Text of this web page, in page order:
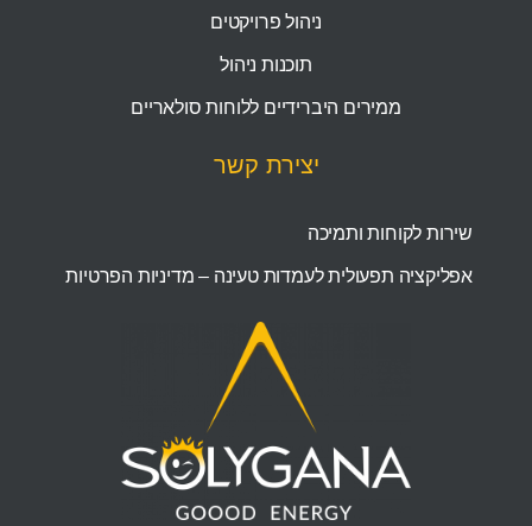
ניהול פרויקטים
תוכנות ניהול
ממירים היברידיים ללוחות סולאריים
יצירת קשר
שירות לקוחות ותמיכה
אפליקציה תפעולית לעמדות טעינה – מדיניות הפרטיות